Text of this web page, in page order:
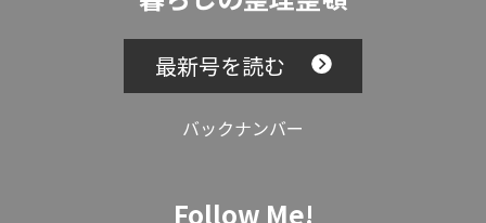
最新号を読む
バックナンバー
Follow Me!